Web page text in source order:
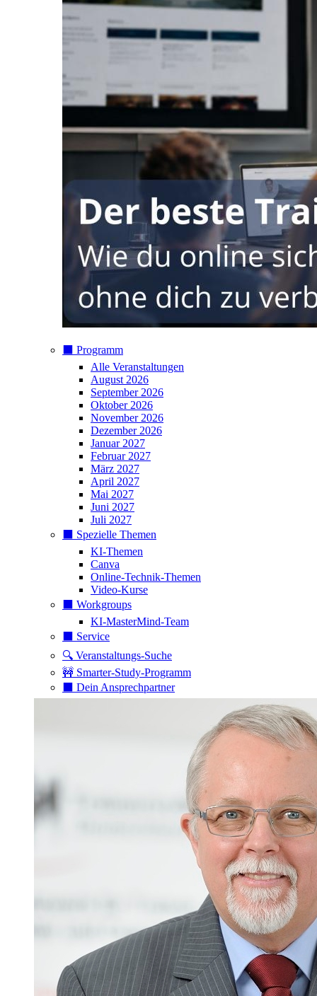
⬛️ Programm
Alle Veranstaltungen
August 2026
September 2026
Oktober 2026
November 2026
Dezember 2026
Januar 2027
Februar 2027
März 2027
April 2027
Mai 2027
Juni 2027
Juli 2027
⬛️ Spezielle Themen
KI-Themen
Canva
Online-Technik-Themen
Video-Kurse
⬛️ Workgroups
KI-MasterMind-Team
⬛️ Service
🔍 Veranstaltungs-Suche
🚧 Smarter-Study-Programm
⬛️ Dein Ansprechpartner